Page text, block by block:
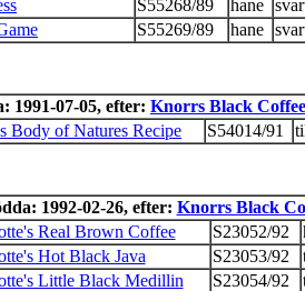
S55268/89 hane
S55269/89 hane
1991-07-05, efter: Knorrs Black Coffee
Body of Natures Recipe
S54014/91
1992-02-26, efter: Knorrs Black
Real Brown Coffee
S23052/92
Hot Black Java
S23053/92
Little Black Medillin
S23054/92